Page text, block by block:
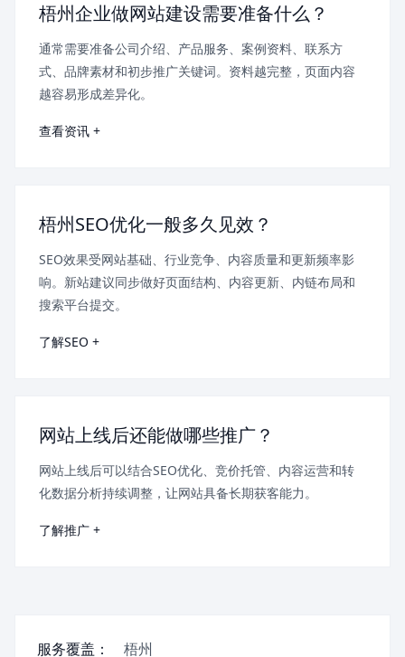
梧州企业做网站建设需要准备什么？
通常需要准备公司介绍、产品服务、案例资料、联系方
式、品牌素材和初步推广关键词。资料越完整，页面内容
越容易形成差异化。
查看资讯 +
梧州SEO优化一般多久见效？
SEO效果受网站基础、行业竞争、内容质量和更新频率影
响。新站建议同步做好页面结构、内容更新、内链布局和
搜索平台提交。
了解SEO +
网站上线后还能做哪些推广？
网站上线后可以结合SEO优化、竞价托管、内容运营和转
化数据分析持续调整，让网站具备长期获客能力。
了解推广 +
服务覆盖： 梧州